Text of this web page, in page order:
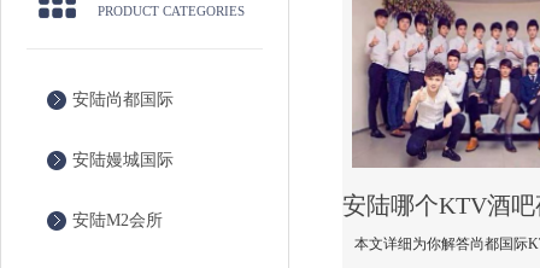
PRODUCT CATEGORIES
安陆尚都国际
安陆嫚城国际
安陆M2会所